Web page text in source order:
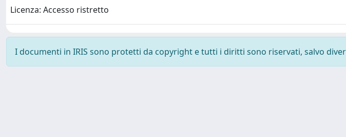
Licenza: Accesso ristretto
I documenti in IRIS sono protetti da copyright e tutti i diritti sono riservati, salvo